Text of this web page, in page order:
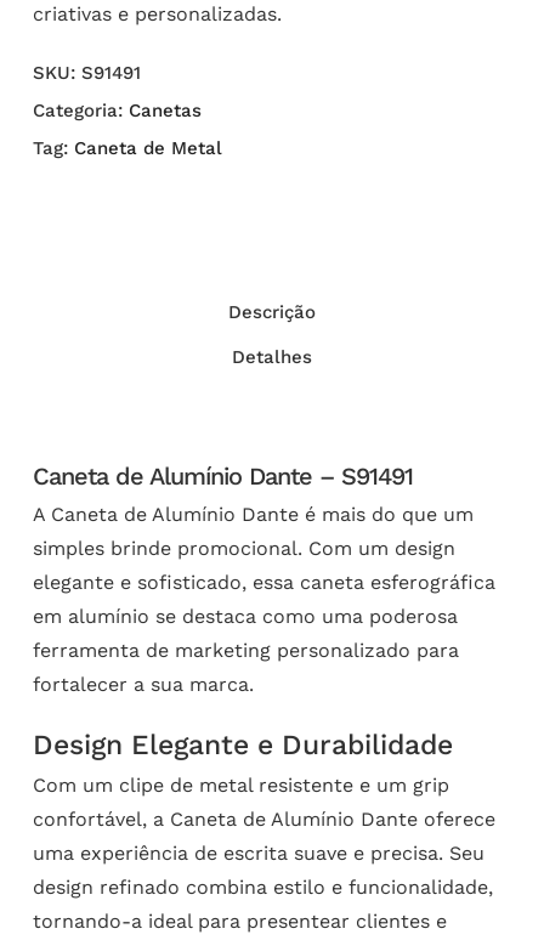
criativas e personalizadas.
SKU: S91491
Categoria: Canetas
Tag: Caneta de Metal
Descrição
Detalhes
Caneta de Alumínio Dante – S91491
A Caneta de Alumínio Dante é mais do que um
simples brinde promocional. Com um design
elegante e sofisticado, essa caneta esferográfica
em alumínio se destaca como uma poderosa
ferramenta de marketing personalizado para
fortalecer a sua marca.
Design Elegante e Durabilidade
Com um clipe de metal resistente e um grip
confortável, a Caneta de Alumínio Dante oferece
uma experiência de escrita suave e precisa. Seu
design refinado combina estilo e funcionalidade,
tornando-a ideal para presentear clientes e